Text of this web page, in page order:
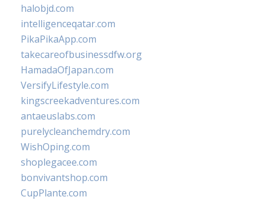
halobjd.com
intelligenceqatar.com
PikaPikaApp.com
takecareofbusinessdfw.org
HamadaOfJapan.com
VersifyLifestyle.com
kingscreekadventures.com
antaeuslabs.com
purelycleanchemdry.com
WishOping.com
shoplegacee.com
bonvivantshop.com
CupPlante.com